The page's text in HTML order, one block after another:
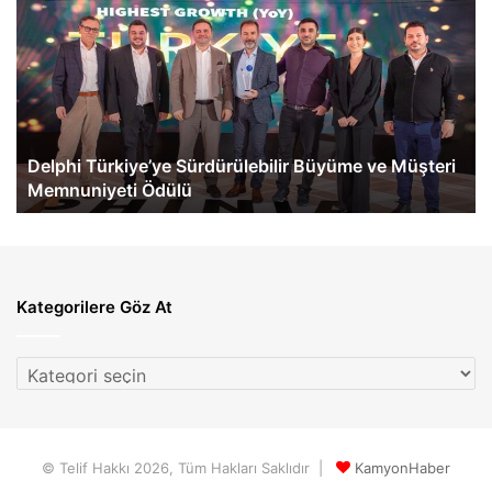
Türkiye’ye
Sürdürülebilir
Büyüme
ve
Müşteri
Memnuniyeti
Delphi Türkiye’ye Sürdürülebilir Büyüme ve Müşteri
Memnuniyeti Ödülü
Kategorilere Göz At
Kategorilere
Göz
© Telif Hakkı 2026, Tüm Hakları Saklıdır | KamyonHaber